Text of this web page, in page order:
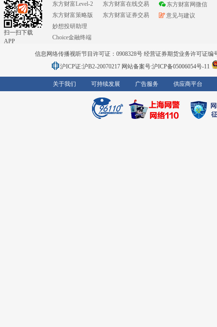
扫一扫下载
APP
东方财富Level-2
东方财富策略版
妙想投研助理
Choice金融终端
东方财富在线交易
东方财富证券交易
东方财富网微信
意见与建议
信息网络传播视听节目许可证：0908328号 经营证券期货业务许可证编
沪ICP证:沪B2-20070217 网站备案号:沪ICP备05006054号-11
关于我们 可持续发展 广告服务 供应商平台